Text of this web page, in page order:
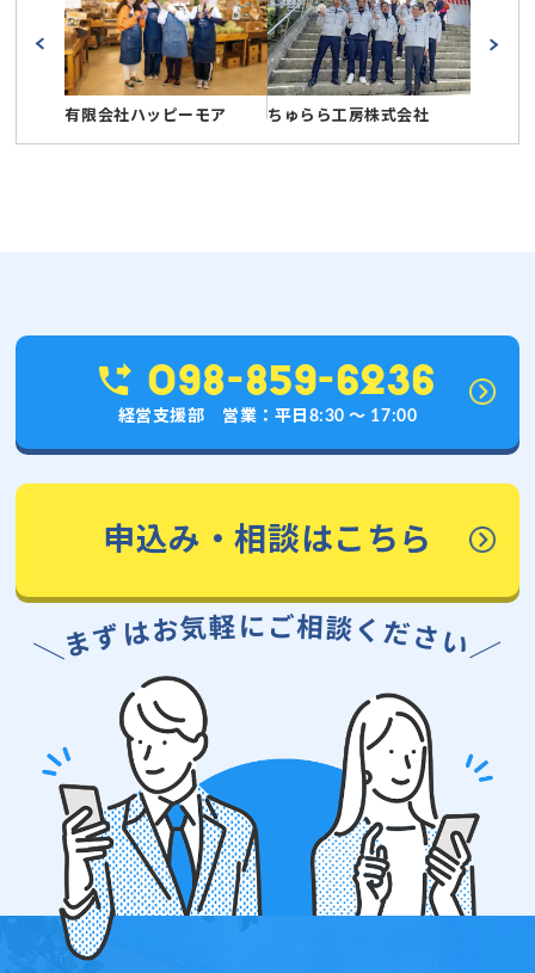
有限会社ハッピーモア ちゅらら工房株式会社
098-859-6236
経営支援部 営業：平日8:30 〜 17:00
申込み・相談はこちら
＼まず はお気軽 に ご相談 くだ さ い／